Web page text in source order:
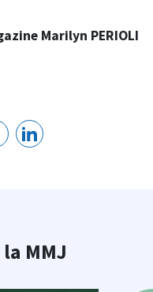
Marilyn PERIOLI
MMJ